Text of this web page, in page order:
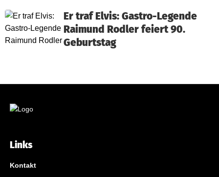
Er traf Elvis: Gastro-Legende
Raimund Rodler feiert 90.
Geburtstag
Links
Kontakt